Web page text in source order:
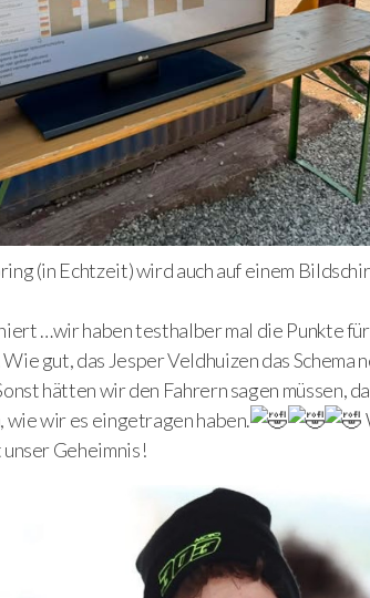
(in Echtzeit) wird auch auf einem
…wir haben testhalber mal die Punkte
gut, das Jesper Veldhuizen das
hätten wir den Fahrern sagen müssen,
wie wir es eingetragen haben.
Geheimnis!